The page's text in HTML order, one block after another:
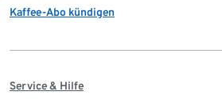
Kaffee-Abo kündigen
Service & Hilfe